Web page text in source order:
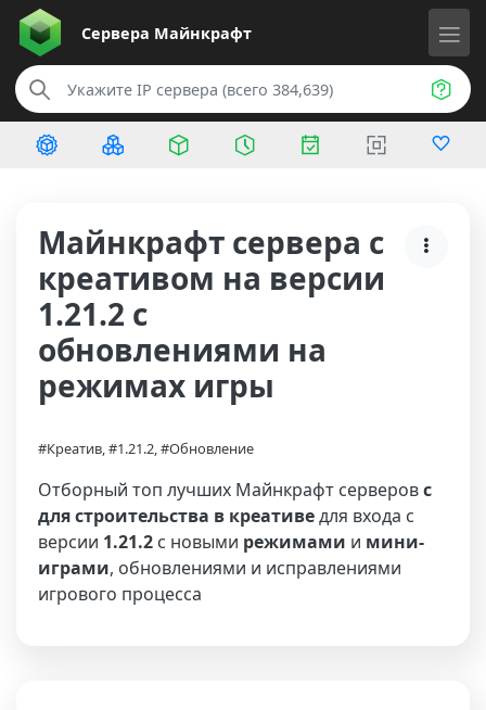
Сервера Майнкрафт
Майнкрафт сервера с
креативом на версии
1.21.2 с
обновлениями на
режимах игры
#Креатив, #1.21.2, #Обновление
Отборный топ лучших Майнкрафт серверовс
для строительства в креативедля входа с
версии 1.21.2 с новыми режимами и мини-
играми, обновлениями и исправлениями
игрового процесса